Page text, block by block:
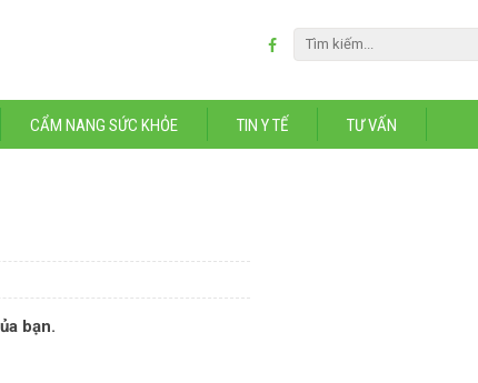
CẨM NANG SỨC KHỎE TIN Y TẾ TƯ VẤN
bạn.